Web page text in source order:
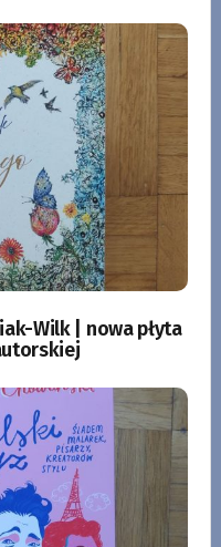
Wilk | nowa płyta